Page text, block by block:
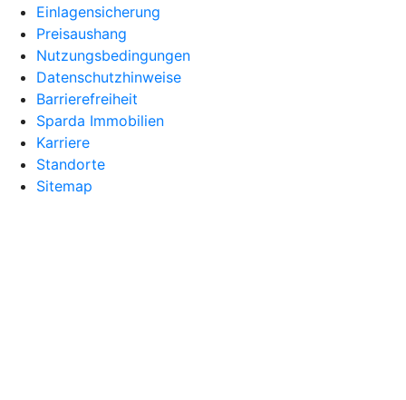
Einlagensicherung
Preisaushang
Nutzungsbedingungen
Datenschutzhinweise
Barrierefreiheit
Sparda Immobilien
Karriere
Standorte
Sitemap